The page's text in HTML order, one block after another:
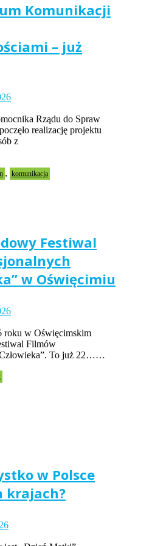
Komunikacji
– już
Rządu do Spraw
realizację projektu
z
, komunikacja
Festiwal
w Oświęcimiu
roku w Oświęcimskim
Filmów
To już 22……
w Polsce
krajach?